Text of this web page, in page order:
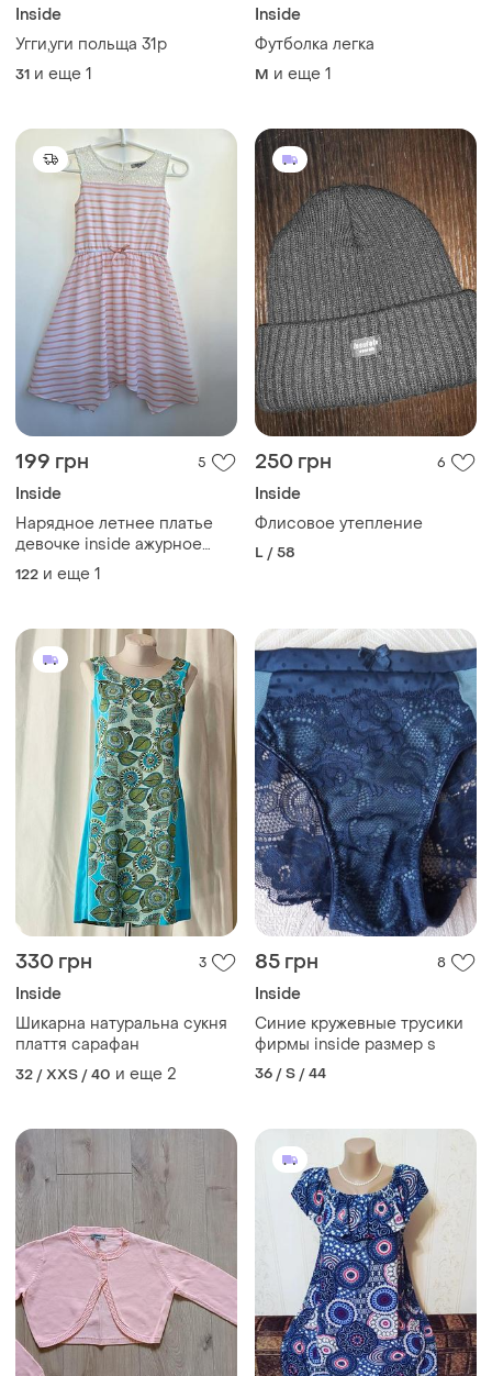
Inside
Угги,уги польща 31р
31 и еще 1
Inside
Футболка легка
M и еще 1
199 грн 5
Inside
Нарядное летнее платье
девочке inside ажурное
кружевное без рукавов 122-
128 7-8 лет белое платье в
ассиметричный подол
пышное клеш
122 и еще 1
250 грн 6
Inside
Флисовое утепление
L / 58
330 грн 3
Inside
Шикарна натуральна сукня
плаття сарафан
32 / XXS / 40 и еще 2
85 грн 8
Inside
Синие кружевные трусики
фирмы inside размер s
36 / S / 44